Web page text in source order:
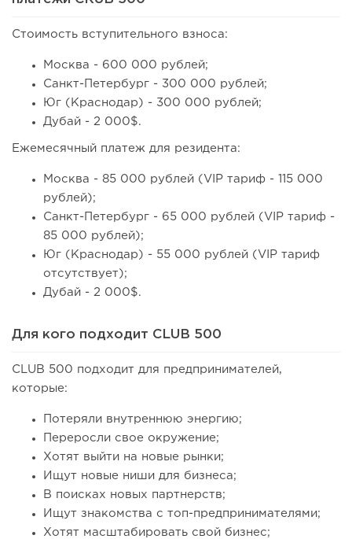
Стоимость вступительного взноса:
Москва - 600 000 рублей;
Санкт-Петербург - 300 000 рублей;
Юг (Краснодар) - 300 000 рублей;
Дубай - 2 000$.
Ежемесячный платеж для резидента:
Москва - 85 000 рублей (VIP тариф - 115 000
рублей);
Санкт-Петербург - 65 000 рублей (VIP тариф -
85 000 рублей);
Юг (Краснодар) - 55 000 рублей (VIP тариф
отсутствует);
Дубай - 2 000$.
Для кого подходит CLUB 500
CLUB 500 подходит для предпринимателей,
которые:
Потеряли внутреннюю энергию;
Переросли свое окружение;
Хотят выйти на новые рынки;
Ищут новые ниши для бизнеса;
В поисках новых партнерств;
Ищут знакомства с топ-предпринимателями;
Хотят масштабировать свой бизнес;